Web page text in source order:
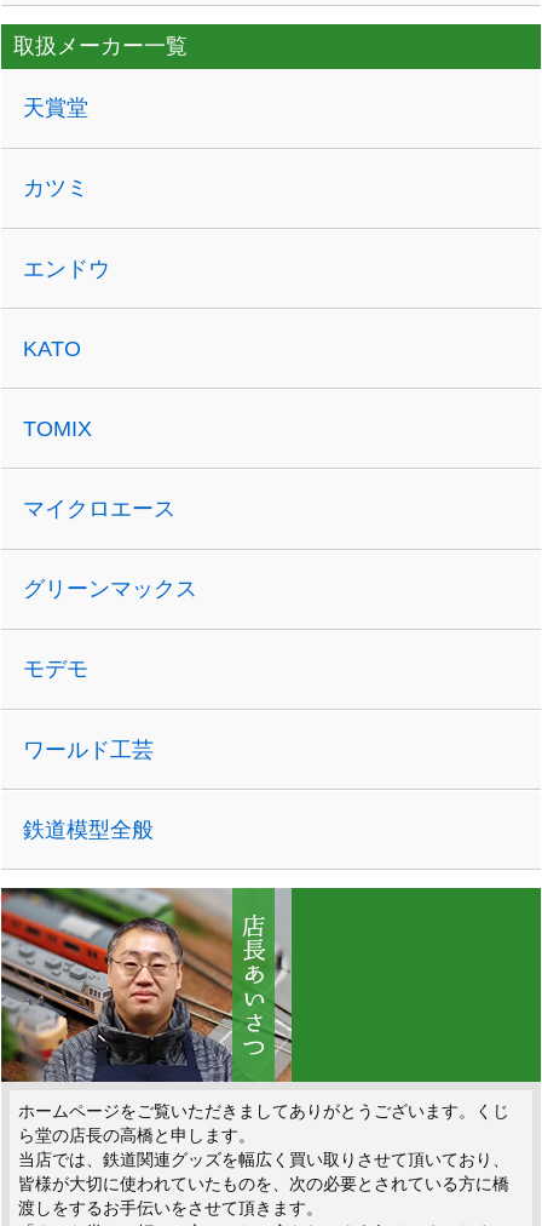
取扱メーカー一覧
天賞堂
カツミ
エンドウ
KATO
TOMIX
マイクロエース
グリーンマックス
モデモ
ワールド工芸
鉄道模型全般
ホームページをご覧いただきましてありがとうございます。くじ
ら堂の店長の高橋と申します。
当店では、鉄道関連グッズを幅広く買い取りさせて頂いており、
皆様が大切に使われていたものを、次の必要とされている方に橋
渡しをするお手伝いをさせて頂きます。